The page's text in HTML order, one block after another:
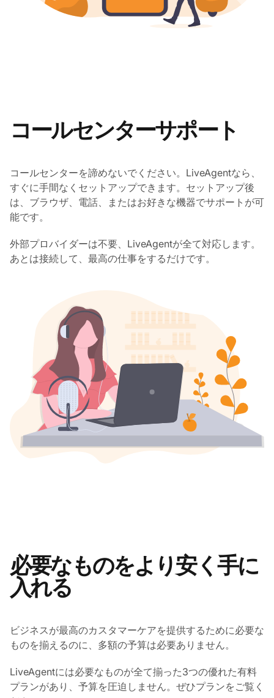
コールセンターサポート
コールセンターを諦めないでください。LiveAgentなら、
すぐに手間なくセットアップできます。セットアップ後
は、ブラウザ、電話、またはお好きな機器でサポートが可
能です。
外部プロバイダーは不要、LiveAgentが全て対応します。
あとは接続して、最高の仕事をするだけです。
必要なものをより安く手に
入れる
ビジネスが最高のカスタマーケアを提供するために必要な
ものを揃えるのに、多額の予算は必要ありません。
LiveAgentには必要なものが全て揃った3つの優れた有料
プランがあり、予算を圧迫しません。ぜひプランをご覧く